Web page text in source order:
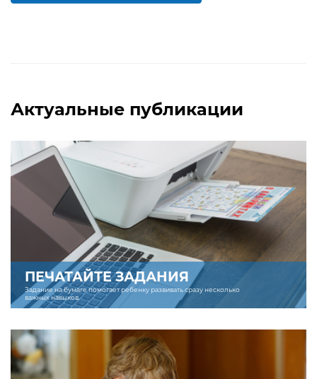
Актуальные публикации
ПЕЧАТАЙТЕ ЗАДАНИЯ
Задание на бумаге помогает ребенку развивать сразу несколько
важных навыков.